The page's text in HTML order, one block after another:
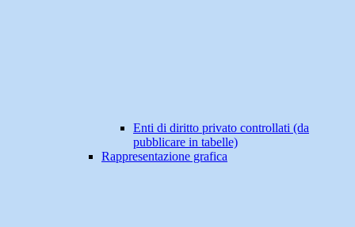
Enti di diritto privato controllati (da
pubblicare in tabelle)
Rappresentazione grafica